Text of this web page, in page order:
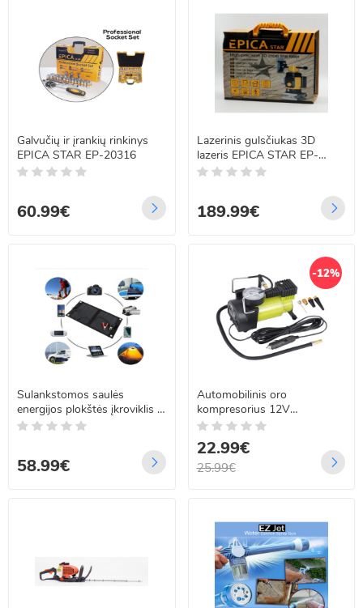
Galvučių ir įrankių rinkinys
EPICA STAR EP-20316
60.99€
Lazerinis gulsčiukas 3D
lazeris EPICA STAR EP-
60605
189.99€
Sulankstomos saulės
energijos plokštės įkroviklis -
mobilus saulės pakrovėjas
58.99€
-12%
Automobilinis oro
kompresorius 12V
CHAMPION CP-1010
22.99€
25.99€